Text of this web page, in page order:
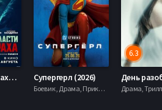
Во власти страха (2026) Супергерл (2026)
Боевик , Драма, Приключения, Фантастика,
6.3